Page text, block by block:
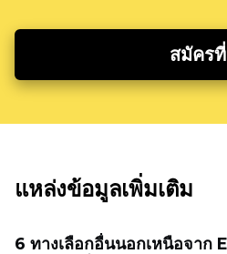
สมัคร
แหล่งข้อมูลเพิ่มเติม
6 ทางเลือกอื่นนอกเหนือจาก